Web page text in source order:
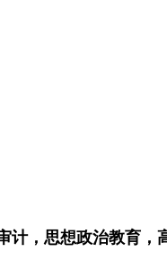
，思想政治教育